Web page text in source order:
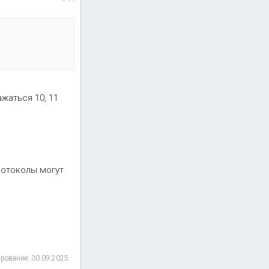
10, 11
могут
30.09.2025